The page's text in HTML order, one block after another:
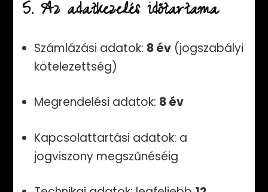
5. Az adatkezelés időtartama
Számlázási adatok: 8 év (jogszabályi
kötelezettség)
Megrendelési adatok: 8 év
Kapcsolattartási adatok: a
jogviszony megszűnéséig